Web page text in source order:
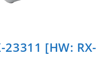
23311 [HW: RX-